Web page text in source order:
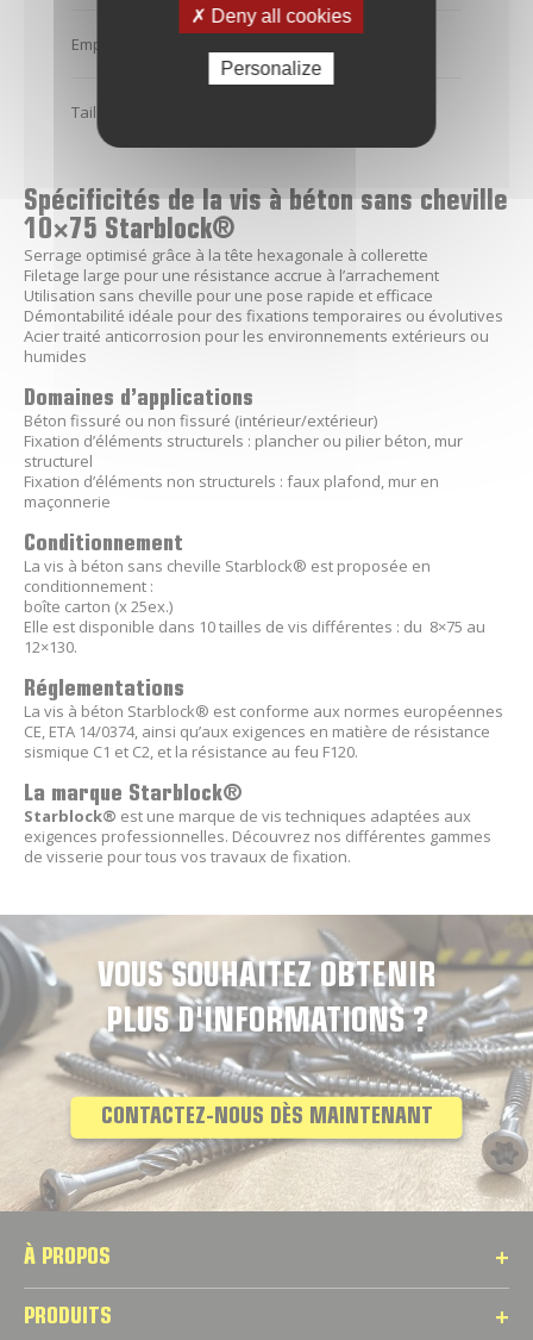
Empreinte
Taille embout
Spécificités de la vis à béton sans cheville
10×75 Starblock®
Serrage optimisé grâce à la tête hexagonale à collerette
Filetage large pour une résistance accrue à l’arrachement
Utilisation sans cheville pour une pose rapide et efficace
Démontabilité idéale pour des fixations temporaires ou évolutives
Acier traité anticorrosion pour les environnements extérieurs ou
humides
Domaines d’applications
Béton fissuré ou non fissuré (intérieur/extérieur)
Fixation d’éléments structurels : plancher ou pilier béton, mur
structurel
Fixation d’éléments non structurels : faux plafond, mur en
maçonnerie
Conditionnement
La vis à béton sans cheville Starblock® est proposée en
conditionnement :
boîte carton (x 25ex.)
Elle est disponible dans 10 tailles de vis différentes : du 8×75 au
12×130.
Réglementations
La vis à béton Starblock® est conforme aux normes européennes
CE, ETA 14/0374, ainsi qu’aux exigences en matière de résistance
sismique C1 et C2, et la résistance au feu F120.
La marque Starblock®
Starblock® est une marque de vis techniques adaptées aux
exigences professionnelles. Découvrez nos différentes gammes
de visserie pour tous vos travaux de fixation.
VOUS SOUHAITEZ OBTENIR
PLUS D'INFORMATIONS ?
CONTACTEZ-NOUS DÈS MAINTENANT
À PROPOS
PRODUITS
✗ Deny all cookies
Personalize